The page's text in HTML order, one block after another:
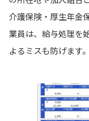
介護保険・厚生年金
業員は、給与処理を
よるミスも防げます。